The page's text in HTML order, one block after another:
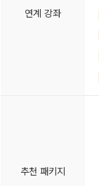
연계 강좌
추천 패키지